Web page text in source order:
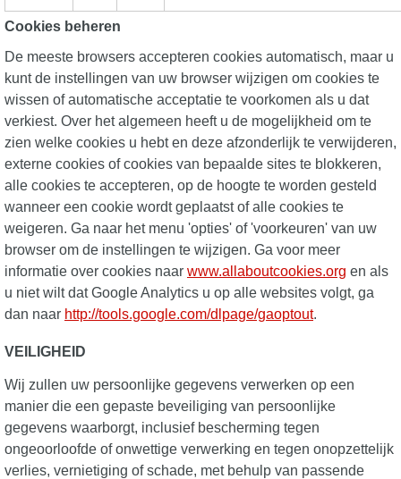
Cookies beheren
De meeste browsers accepteren cookies automatisch, maar u
kunt de instellingen van uw browser wijzigen om cookies te
wissen of automatische acceptatie te voorkomen als u dat
verkiest. Over het algemeen heeft u de mogelijkheid om te
zien welke cookies u hebt en deze afzonderlijk te verwijderen,
externe cookies of cookies van bepaalde sites te blokkeren,
alle cookies te accepteren, op de hoogte te worden gesteld
wanneer een cookie wordt geplaatst of alle cookies te
weigeren. Ga naar het menu 'opties' of 'voorkeuren' van uw
browser om de instellingen te wijzigen. Ga voor meer
informatie over cookies naar www.allaboutcookies.org en als
u niet wilt dat Google Analytics u op alle websites volgt, ga
dan naar http://tools.google.com/dlpage/gaoptout.
VEILIGHEID
Wij zullen uw persoonlijke gegevens verwerken op een
manier die een gepaste beveiliging van persoonlijke
gegevens waarborgt, inclusief bescherming tegen
ongeoorloofde of onwettige verwerking en tegen onopzettelijk
verlies, vernietiging of schade, met behulp van passende